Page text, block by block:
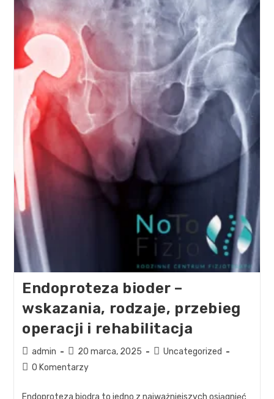
Endoproteza bioder –
wskazania, rodzaje, przebieg
operacji i rehabilitacja
admin 20 marca, 2025
Uncategorized
0 Komentarzy